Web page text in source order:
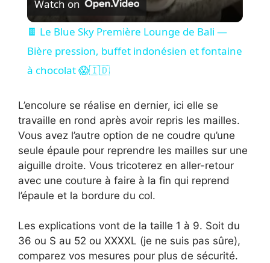
i
e
o
Watch on
🍫 Le Blue Sky Première Lounge de Bali —
Bière pression, buffet indonésien et fontaine
à chocolat 😱🇮🇩
L’encolure se réalise en dernier, ici elle se
travaille en rond après avoir repris les mailles.
Vous avez l’autre option de ne coudre qu’une
seule épaule pour reprendre les mailles sur une
aiguille droite. Vous tricoterez en aller-retour
avec une couture à faire à la fin qui reprend
l’épaule et la bordure du col.
Les explications vont de la taille 1 à 9. Soit du
36 ou S au 52 ou XXXXL (je ne suis pas sûre),
comparez vos mesures pour plus de sécurité.